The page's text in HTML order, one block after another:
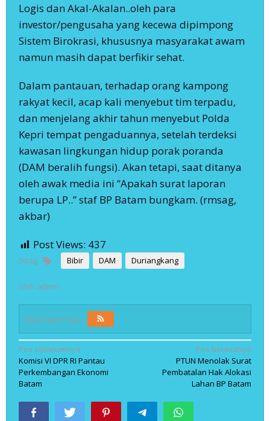
Logis dan Akal-Akalan..oleh para
investor/pengusaha yang kecewa dipimpong
Sistem Birokrasi, khususnya masyarakat awam
namun masih dapat berfikir sehat.
Dalam pantauan, terhadap orang kampong
rakyat kecil, acap kali menyebut tim terpadu,
dan menjelang akhir tahun menyebut Polda
Kepri tempat pengaduannya, setelah terdeksi
kawasan lingkungan hidup porak poranda
(DAM beralih fungsi). Akan tetapi, saat ditanya
oleh awak media ini “Apakah surat laporan
berupa LP..” staf BP Batam bungkam. (rmsag,
akbar)
Post Views: 437
Ditag Bibir DAM Duriangkang
oleh admin
Ikuti Kami Pada
Navigasi
pos
Pos sebelumnya
Komisi VI DPR RI Pantau
Perkembangan Ekonomi
Batam
Pos berikutnya
PTUN Menolak Surat
Pembatalan Hak Alokasi
Lahan BP Batam